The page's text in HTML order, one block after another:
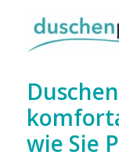
wie Sie